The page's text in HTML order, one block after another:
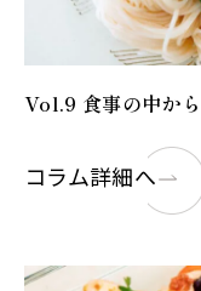
Vol.9 食事の中か
コラム詳細へ